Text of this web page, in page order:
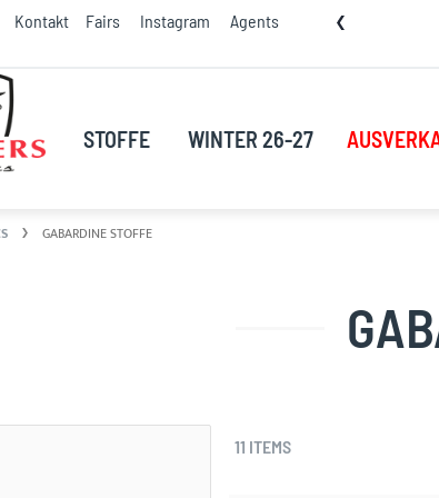
Kontakt Fairs Instagram Agents
STOFFE WINTER 26-27
GABARDINE STOFFE
11 ITEMS